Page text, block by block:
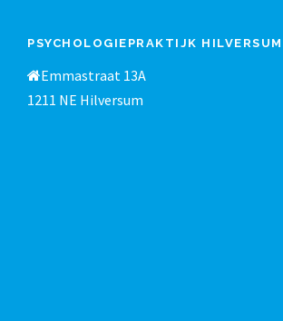
PSYCHOLOGIEPRAKTIJK HILVERSUM
Emmastraat 13A
1211 NE Hilversum